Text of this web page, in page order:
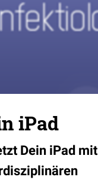
iPad
Dein iPad mit